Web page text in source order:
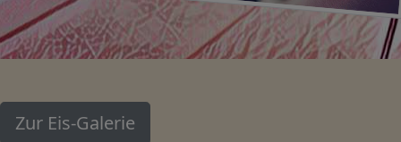
Zur Eis-Galerie